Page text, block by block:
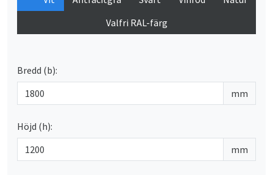
Valfri RAL-färg
Bredd (b):
mm
Höjd (h):
mm